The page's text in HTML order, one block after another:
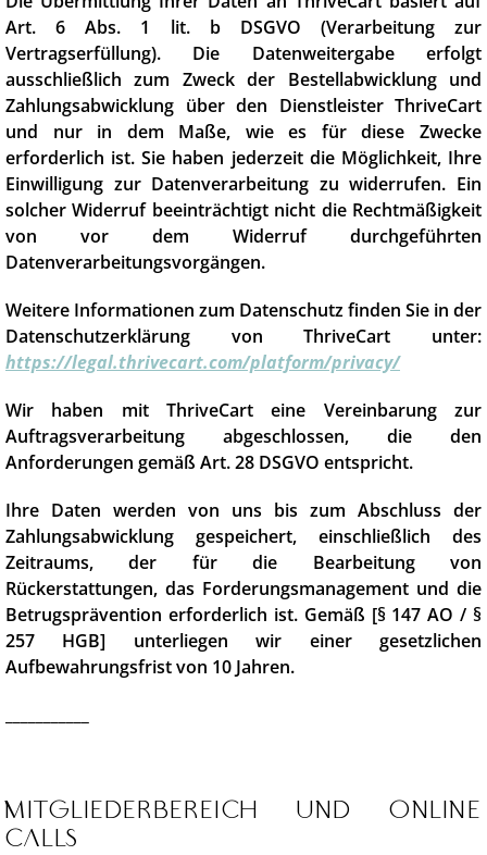
Art. 6 Abs. 1 lit. b DSGVO (Verarbeitung zur
Vertragserfüllung). Die Datenweitergabe erfolgt
ausschließlich zum Zweck der Bestellabwicklung und
Zahlungsabwicklung über den Dienstleister ThriveCart
und nur in dem Maße, wie es für diese Zwecke
erforderlich ist. Sie haben jederzeit die Möglichkeit, Ihre
Einwilligung zur Datenverarbeitung zu widerrufen. Ein
solcher Widerruf beeinträchtigt nicht die Rechtmäßigkeit
von vor dem Widerruf durchgeführten
Datenverarbeitungsvorgängen.
Weitere Informationen zum Datenschutz finden Sie in der
Datenschutzerklärung von ThriveCart unter:
https://legal.thrivecart.com/platform/privacy/
Wir haben mit ThriveCart eine Vereinbarung zur
Auftragsverarbeitung abgeschlossen, die den
Anforderungen gemäß Art. 28 DSGVO entspricht.
Ihre Daten werden von uns bis zum Abschluss der
Zahlungsabwicklung gespeichert, einschließlich des
Zeitraums, der für die Bearbeitung von
Rückerstattungen, das Forderungsmanagement und die
Betrugsprävention erforderlich ist. Gemäß [§ 147 AO / §
257 HGB] unterliegen wir einer gesetzlichen
Aufbewahrungsfrist von 10 Jahren.
Mitgliederbereich und Online
Calls